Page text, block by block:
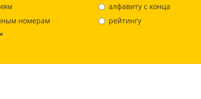
номерам
aлфавиту с конца
рейтингу